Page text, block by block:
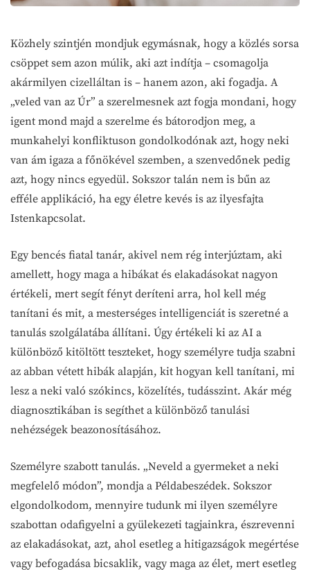
Közhely szintjén mondjuk egymásnak, hogy a közlés sorsa
csöppet sem azon múlik, aki azt indítja – csomagolja
akármilyen cizelláltan is – hanem azon, aki fogadja. A
„veled van az Úr” a szerelmesnek azt fogja mondani, hogy
igent mond majd a szerelme és bátorodjon meg, a
munkahelyi konfliktuson gondolkodónak azt, hogy neki
van ám igaza a főnökével szemben, a szenvedőnek pedig
azt, hogy nincs egyedül. Sokszor talán nem is bűn az
efféle applikáció, ha egy életre kevés is az ilyesfajta
Istenkapcsolat.
Egy bencés fiatal tanár, akivel nem rég interjúztam, aki
amellett, hogy maga a hibákat és elakadásokat nagyon
értékeli, mert segít fényt deríteni arra, hol kell még
tanítani és mit, a mesterséges intelligenciát is szeretné a
tanulás szolgálatába állítani. Úgy értékeli ki az AI a
különböző kitöltött teszteket, hogy személyre tudja szabni
az abban vétett hibák alapján, kit hogyan kell tanítani, mi
lesz a neki való szókincs, közelítés, tudásszint. Akár még
diagnosztikában is segíthet a különböző tanulási
nehézségek beazonosításához.
Személyre szabott tanulás. „Neveld a gyermeket a neki
megfelelő módon”, mondja a Példabeszédek. Sokszor
elgondolkodom, mennyire tudunk mi ilyen személyre
szabottan odafigyelni a gyülekezeti tagjainkra, észrevenni
az elakadásokat, azt, ahol esetleg a hitigazságok megértése
vagy befogadása bicsaklik, vagy maga az élet, mert esetleg